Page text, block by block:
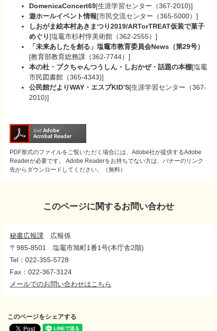
DomenicaConcert69[生涯学習センター（367-2010)]
遊ホールイベント情報[市民交流センター（365-5000）]
しおがま絵本村あきまつり2019/ARTorTREAT仮装で菓子
めぐり [塩竈市杉村惇美術館（362-2555）]
「未来あしたを創る」塩竈市教育委員会News（第29号）
[教育部教育総務課（362-7744）]
本の杜・プクちゃんつうしん・しおかぜ・話題の本棚[塩竈
市民図書館（365-4343)]
公民館だよりWAY・エスプKID’S[生涯学習センター（367-
2010)]
PDF形式のファイルをご覧いただく場合には、Adobe社が提供するAdobe
Readerが必要です。
Adobe Readerをお持ちでない方は、バナーのリンク
先からダウンロードしてください。（無料）
このページに関するお問い合わせ
秘書広報課
広報係
〒985-8501
塩竈市旭町1番1号(本庁舎2階)
Tel：022-355-5728
Fax：022-367-3124
メールでのお問い合わせはこちら
このページをシェアする